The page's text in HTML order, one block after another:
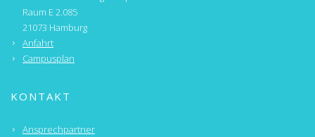
Raum E 2.085
21073 Hamburg
Anfahrt
Campusplan
KONTAKT
Ansprechpartner